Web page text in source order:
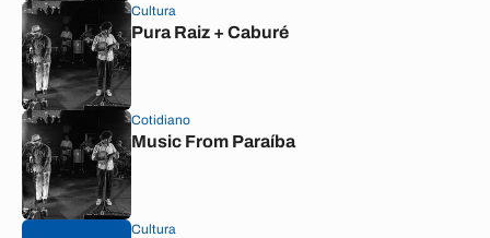
Cultura
Pura Raiz + Caburé
Cotidiano
Music From Paraíba
Cultura